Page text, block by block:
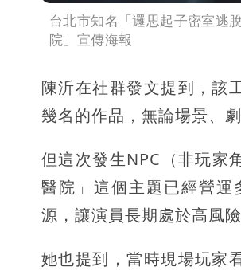
台北市知名「邏思起子密室逃
院」宣傳海報
陳沂在社群發文提到，該
幾名的作品，無論場景、
但這次發生NPC（非玩家
醫院」這個主題已經營
源，讓演員長期處於高風
她也提到，當時現場玩家